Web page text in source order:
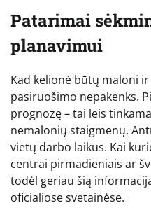
Patarimai
planavimui
Kad kelionė būtų maloni
pasiruošimo nepakenks.
prognozę – tai leis
nemalonių staigmenų.
vietų darbo laikus. Kai
centrai pirmadieniais ar
todėl geriau šią
oficialiose svetainėse.